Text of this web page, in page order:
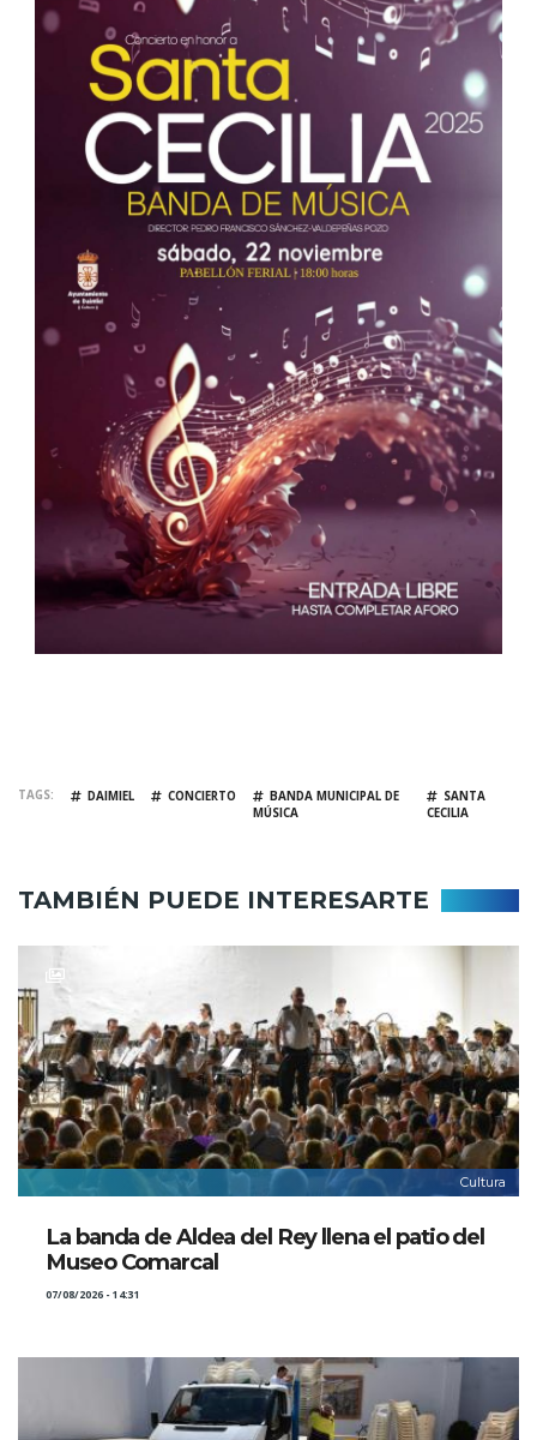
TAGS DAIMIEL CONCIERTO
BANDA MUNICIPAL DE
MÚSICA
SANTA
CECILIA
TAMBIÉN PUEDE INTERESARTE
Cultura
La banda de Aldea del Rey llena el patio del
Museo Comarcal
07/08/2026 - 14:31